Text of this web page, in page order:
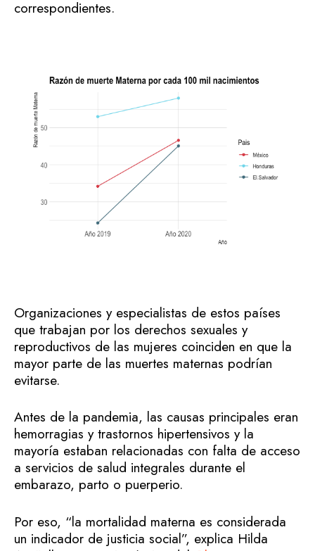
correspondientes.
Organizaciones y especialistas de estos países
que trabajan por los derechos sexuales y
reproductivos de las mujeres coinciden en que la
mayor parte de las muertes maternas podrían
evitarse.
Antes de la pandemia, las causas principales eran
hemorragias y trastornos hipertensivos y la
mayoría estaban relacionadas con falta de acceso
a servicios de salud integrales durante el
embarazo, parto o puerperio.
Por eso, “la mortalidad materna es considerada
un indicador de justicia social”, explica Hilda